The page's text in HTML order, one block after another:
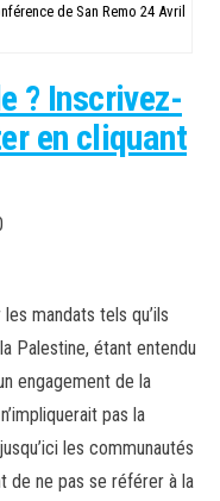
de San Remo 24 Avril
? Inscrivez-
en cliquant
mandats tels qu’ils
Palestine, étant entendu
engagement de la
pas la
les communautés
de ne pas se référer à la